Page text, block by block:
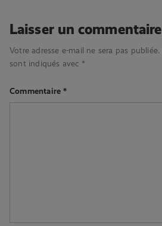
Laisser un commentaire
Votre adresse e-mail ne sera pas publiée.
sont indiqués avec *
Commentaire*